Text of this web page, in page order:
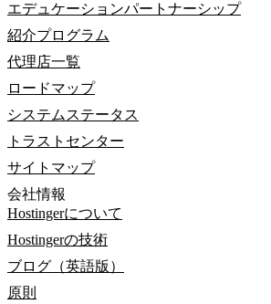
エデュケーションパートナーシップ
紹介プログラム
代理店一覧
ロードマップ
システムステータス
トラストセンター
サイトマップ
会社情報
Hostingerについて
Hostingerの技術
ブログ（英語版）
原則